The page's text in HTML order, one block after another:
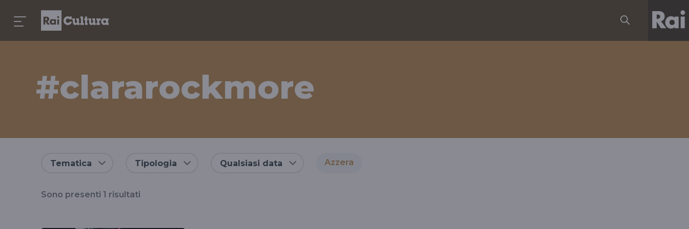
#clararockmore
Tematica Tipologia Qualsiasi data Azzera
Sono presenti 1 risultati